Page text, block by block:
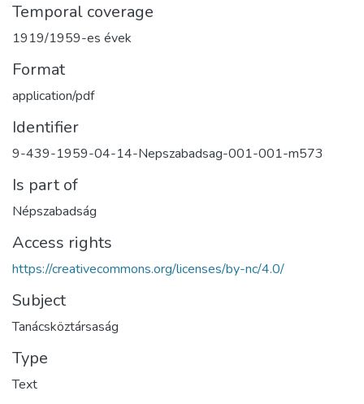
Temporal coverage
1919/1959-es évek
Format
application/pdf
Identifier
9-439-1959-04-14-Nepszabadsag-001-001-m573
Is part of
Népszabadság
Access rights
https://creativecommons.org/licenses/by-nc/4.0/
Subject
Tanácsköztársaság
Type
Text